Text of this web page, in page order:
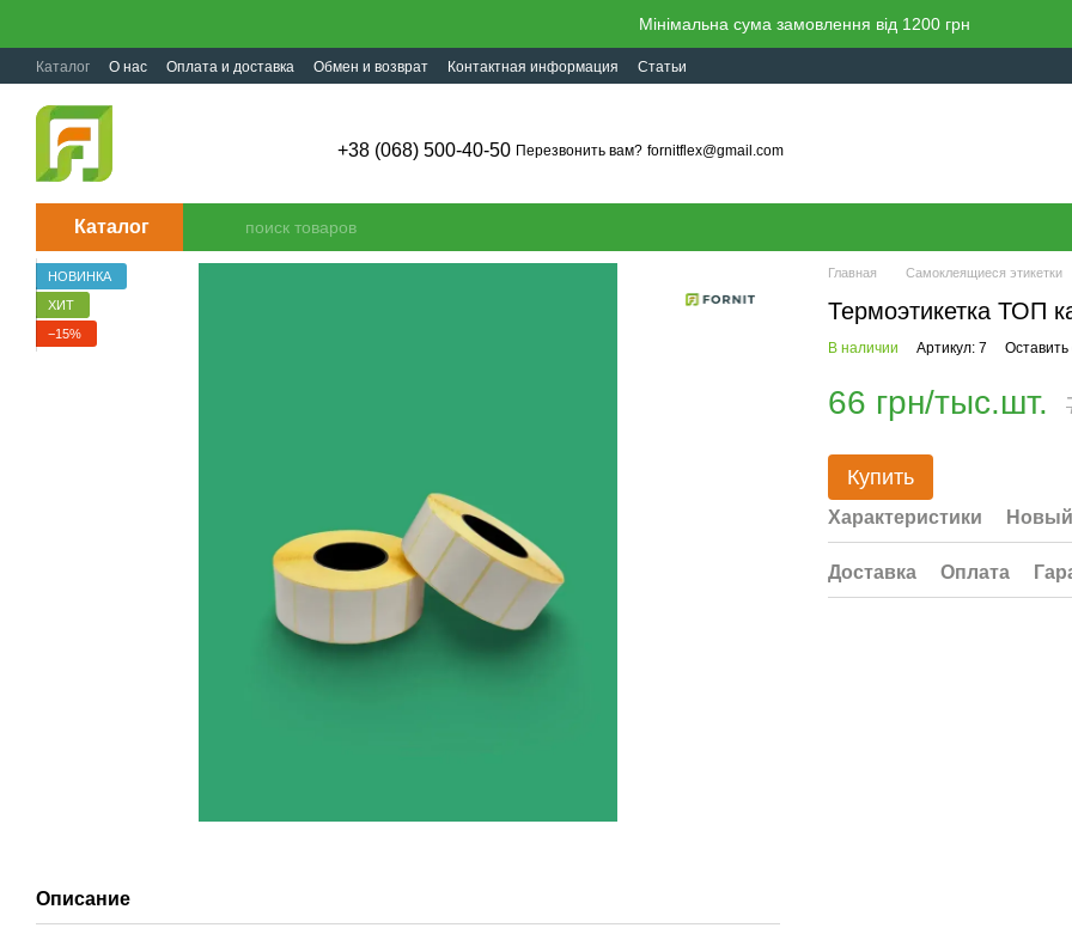
Мінімальна сума замовлення від 1200 грн
Каталог О нас Оплата и доставка Обмен и возврат Контактная информация Статьи
+38 (068) 500-40-50 Перезвонить вам? fornitflex@gmail.com
Каталог
НОВИНКА
ХИТ
−15%
Описание
Главная Самоклеящиеся этикетки
Термоэтикетка ТОП
В наличии Артикул: 7
66 грн/тыс.шт.
Купить
Характеристики
Доставка Оплата